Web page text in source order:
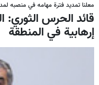
معلنا تمديد فترة مهامه في منصبه لمدة 3 سنوات
قائد الحرس الثوري:
إرهابية في المنطقة